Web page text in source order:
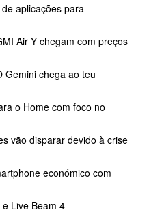
aplicações para
Air Y chegam com preços
Gemini chega ao teu
o Home com foco no
vão disparar devido à crise
económico com
Live Beam 4